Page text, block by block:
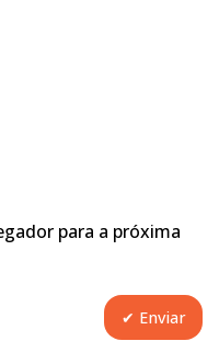
para a próxima